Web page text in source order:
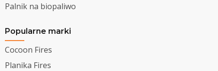
Palnik na biopaliwo
Popularne marki
Cocoon Fires
Planika Fires